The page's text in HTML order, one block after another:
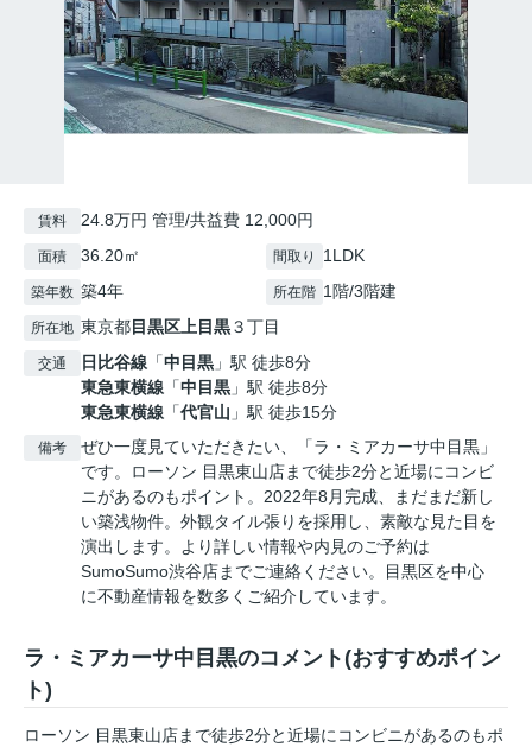
賃料 24.8万円 管理/共益費 12,000円
面積 36.20㎡ 間取り 1LDK
築年数 築4年 所在階 1階/3階建
所在地 東京都目黒区 上目黒３丁目
交通 日比谷線 「中目黒 」駅 徒歩8分
東急東横線 「中目黒 」駅 徒歩8分
東急東横線 「代官山 」駅 徒歩15分
備考
ぜひ一度見ていただきたい、「ラ・ミアカーサ中目黒」
です。ローソン 目黒東山店まで徒歩2分と近場にコンビ
ニがあるのもポイント。2022年8月完成、まだまだ新し
い築浅物件。外観タイル張りを採用し、素敵な見た目を
演出します。より詳しい情報や内見のご予約は
SumoSumo渋谷店までご連絡ください。目黒区を中心
に不動産情報を数多くご紹介しています。
ラ・ミアカーサ中目黒のコメント(おすすめポイン
ト)
ローソン 目黒東山店まで徒歩2分と近場にコンビニがあるのもポ